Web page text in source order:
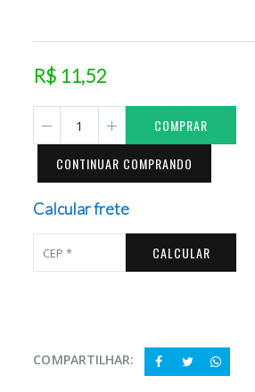
R$ 11,52
COMPRAR
CONTINUAR COMPRANDO
Calcular frete
CALCULAR
COMPARTILHAR: